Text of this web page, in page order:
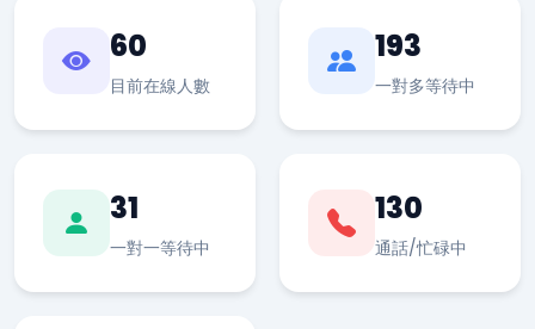
60
目前在線人數
193
一對多等待中
31
一對一等待中
130
通話/忙碌中